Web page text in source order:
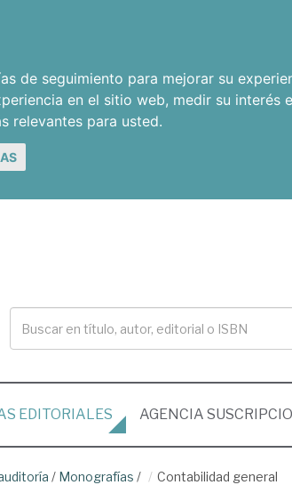
de seguimiento para mejorar su
en el sitio web, medir su interés
relevantes para usted.
EDITORIALES AGENCIA
/ Monografías / Contabilidad general